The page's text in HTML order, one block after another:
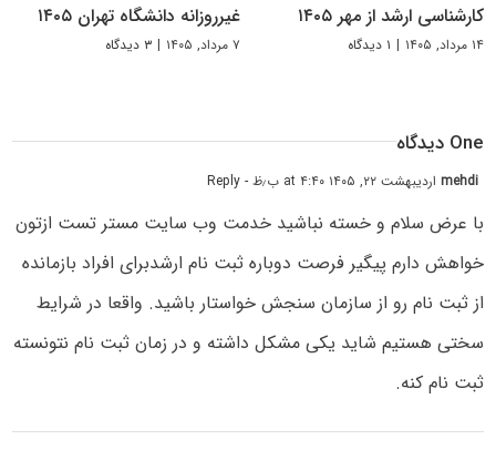
کارشناسی ارشد از مهر ۱۴۰۵
۱۴ مرداد, ۱۴۰۵ | ۱ دیدگاه
غیرروزانه دانشگاه تهران ۱۴۰۵
۷ مرداد, ۱۴۰۵ | ۳ دیدگاه
One دیدگاه
mehdiاردیبهشت ۲۲, ۱۴۰۵ at ۴:۴۰ ب٫ظ - Reply
با عرض سلام و خسته نباشید خدمت وب سایت مستر تست ازتون
خواهش دارم پیگیر فرصت دوباره ثبت نام ارشدبرای افراد بازمانده
از ثبت نام رو از سازمان سنجش خواستار باشید. واقعا در شرایط
سختی هستیم شاید یکی مشکل داشته و در زمان ثبت نام نتونسته
ثبت نام کنه.